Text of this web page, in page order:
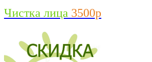
Чистка лица 3500р